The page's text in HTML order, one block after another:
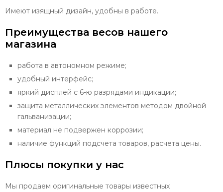
Имеют изящный дизайн, удобны в работе.
Преимущества весов нашего
магазина
работа в автономном режиме;
удобный интерфейс;
яркий дисплей с 6-ю разрядами индикации;
защита металлических элементов методом двойной
гальванизации;
материал не подвержен коррозии;
наличие функций подсчета товаров, расчета цены.
Плюсы покупки у нас
Мы продаем оригинальные товары известных